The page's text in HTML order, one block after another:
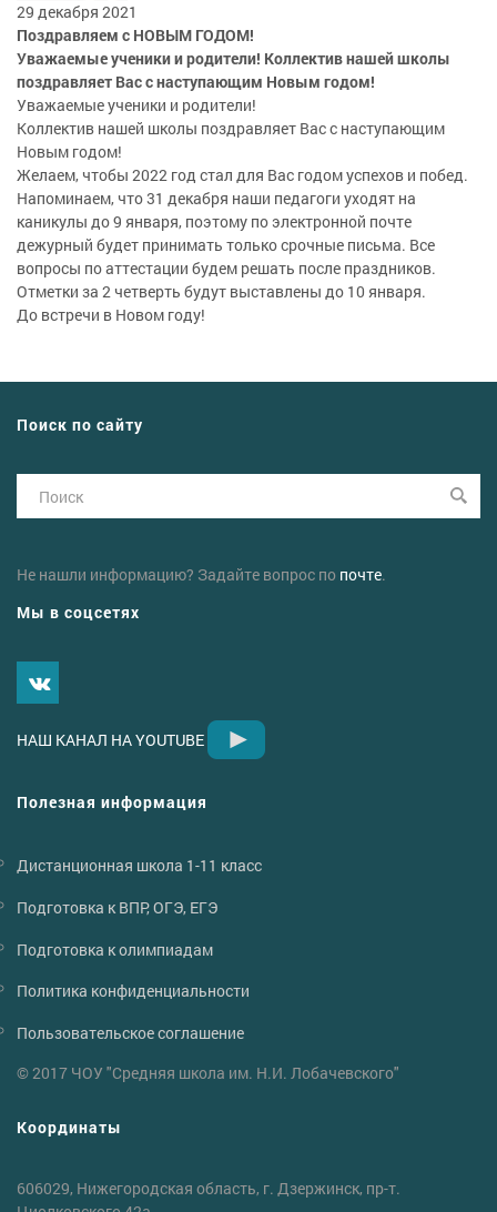
29 декабря 2021
Поздравляем с НОВЫМ ГОДОМ!
Уважаемые ученики и родители! Коллектив нашей школы
поздравляет Вас с наступающим Новым годом!
Уважаемые ученики и родители!
Коллектив нашей школы поздравляет Вас с наступающим
Новым годом!
Желаем, чтобы 2022 год стал для Вас годом успехов и побед.
Напоминаем, что 31 декабря наши педагоги уходят на
каникулы до 9 января, поэтому по электронной почте
дежурный будет принимать только срочные письма. Все
вопросы по аттестации будем решать после праздников.
Отметки за 2 четверть будут выставлены до 10 января.
До встречи в Новом году!
Поиск по сайту
Не нашли информацию? Задайте вопрос по почте.
Мы в соцсетях
НАШ КАНАЛ НА YOUTUBE
Полезная информация
Дистанционная школа 1-11 класс
Подготовка к ВПР, ОГЭ, ЕГЭ
Подготовка к олимпиадам
Политика конфиденциальности
Пользовательское соглашение
© 2017 ЧОУ "Средняя школа им. Н.И. Лобачевского"
Координаты
606029, Нижегородская область, г. Дзержинск, пр-т.